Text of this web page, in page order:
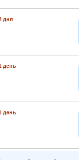
дня
день
день